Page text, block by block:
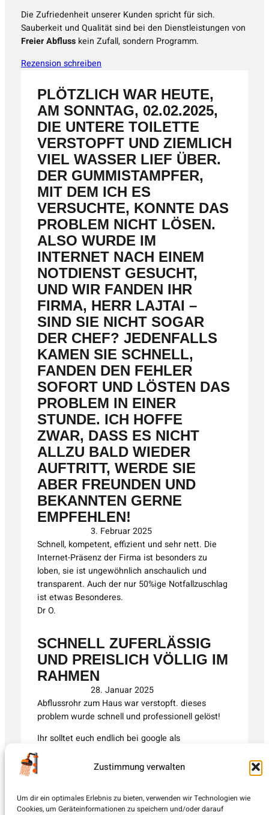
Zustimmung verwalten
Um dir ein optimales Erlebnis zu bieten, verwenden wir Technologien wie
Cookies, um Geräteinformationen zu speichern und/oder darauf
Die Zufriedenheit unserer Kunden spricht für sich.
Sauberkeit und Qualität sind bei den Dienstleistungen von
Freier Abflusskein Zufall, sondern Programm.
Rezension schreiben
PLÖTZLICH WAR HEUTE,
AM SONNTAG, 02.02.2025,
DIE UNTERE TOILETTE
VERSTOPFT UND ZIEMLICH
VIEL WASSER LIEF ÜBER.
DER GUMMISTAMPFER,
MIT DEM ICH ES
VERSUCHTE, KONNTE DAS
PROBLEM NICHT LÖSEN.
ALSO WURDE IM
INTERNET NACH EINEM
NOTDIENST GESUCHT,
UND WIR FANDEN IHR
FIRMA, HERR LAJTAI –
SIND SIE NICHT SOGAR
DER CHEF? JEDENFALLS
KAMEN SIE SCHNELL,
FANDEN DEN FEHLER
SOFORT UND LÖSTEN DAS
PROBLEM IN EINER
STUNDE. ICH HOFFE
ZWAR, DASS ES NICHT
ALLZU BALD WIEDER
AUFTRITT, WERDE SIE
ABER FREUNDEN UND
BEKANNTEN GERNE
EMPFEHLEN!
3. Februar 2025
Schnell, kompetent, effizient und sehr nett. Die
Internet-Präsenz der Firma ist besonders zu
loben, sie ist ungewöhnlich anschaulich und
transparent. Auch der nur 50%ige Notfallzuschlag
ist etwas Besonderes.
Dr O.
SCHNELL ZUFERLÄSSIG
UND PREISLICH VÖLLIG IM
RAHMEN
28. Januar 2025
Abflussrohr zum Haus war verstopft. dieses
problem wurde schnell und professionell gelöst!
Ihr solltet euch endlich bei google als
Unternehmen eintragen damit man euch besser
findet (und auch. öffentliche Rezensionen
schreiben kann)